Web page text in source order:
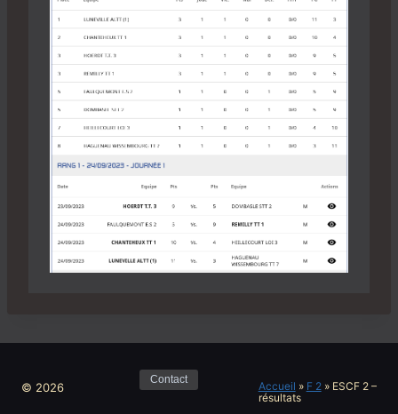
© 2026
Contact
Accueil » F 2 »ESCF 2 –
résultats